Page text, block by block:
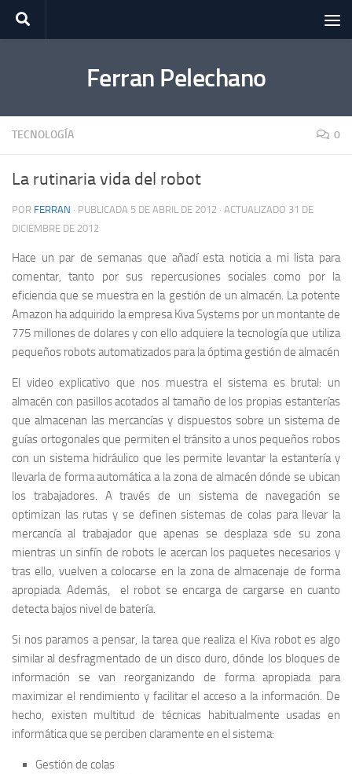
Saltar al contenido
Ferran Pelechano
TECNOLOGÍA 0
La rutinaria vida del robot
POR FERRAN · PUBLICADA 5 DE ABRIL DE 2012 · ACTUALIZADO 31 DE
DICIEMBRE DE 2012
Hace un par de semanas que añadí esta noticia a mi lista para
comentar, tanto por sus repercusiones sociales como por la
eficiencia que se muestra en la gestión de un almacén. La potente
Amazon ha adquirido la empresa Kiva Systems por un montante de
775 millones de dolares y con ello adquiere la tecnología que utiliza
pequeños robots automatizados para la óptima gestión de almacén
El video explicativo que nos muestra el sistema es brutal: un
almacén con pasillos acotados al tamaño de los propias estanterías
que almacenan las mercancías y dispuestos sobre un sistema de
guías ortogonales que permiten el tránsito a unos pequeños robos
con un sistema hidráulico que les permite levantar la estantería y
llevarla de forma automática a la zona de almacén dónde se ubican
los trabajadores. A través de un sistema de navegación se
optimizan las rutas y se definen sistemas de colas para llevar la
mercancía al trabajador que apenas se desplaza sde su zona
mientras un sinfín de robots le acercan los paquetes necesarios y
tras ello, vuelven a colocarse en la zona de almacenaje de forma
apropiada. Además, el robot se encarga de cargarse en cuanto
detecta bajos nivel de batería.
Si nos paramos a pensar, la tarea que realiza el Kiva robot es algo
similar al desfragmentado de un disco duro, dónde los bloques de
información se van reorganizando de forma apropiada para
maximizar el rendimiento y facilitar el acceso a la información. De
hecho, existen multitud de técnicas habitualmente usadas en
informática que se perciben claramente en el sistema:
Gestión de colas